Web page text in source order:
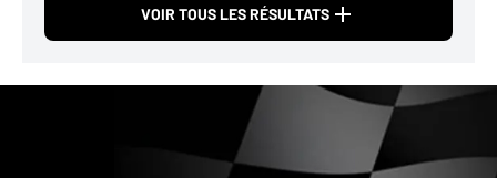
VOIR TOUS LES RÉSULTATS